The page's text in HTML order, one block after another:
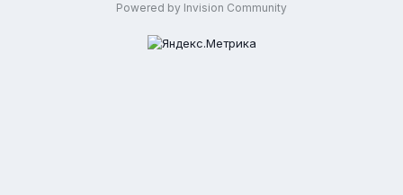
Powered by Invision Community